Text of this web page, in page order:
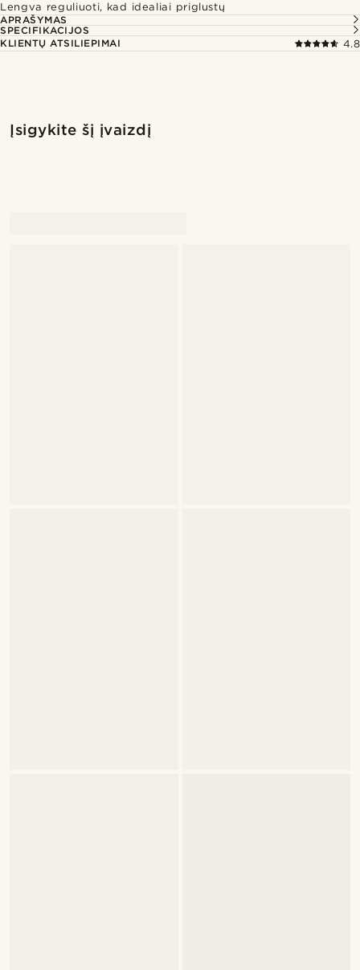
Lengva reguliuoti, kad idealiai priglustų
APRAŠYMAS
SPECIFIKACIJOS
KLIENTŲ ATSILIEPIMAI
4.8
Įsigykite šį įvaizdį